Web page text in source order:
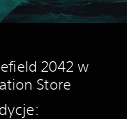
2042 w
Store